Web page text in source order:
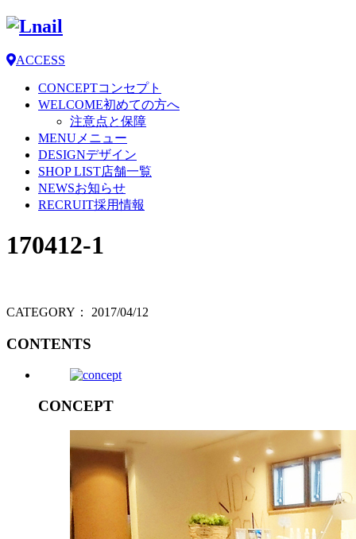
ACCESS
CONCEPTコンセプト
WELCOME初めての方へ
注意点と保障
MENU メニュー
DESIGNデザイン
SHOP LIST店舗一覧
NEWSお知らせ
RECRUIT採用情報
170412-1
CATEGORY： 2017/04/12
CONTENTS
CONCEPT